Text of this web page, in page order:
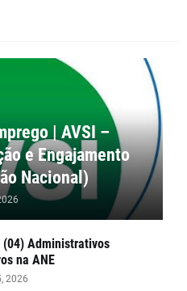
| AVSI –
e Engajamento
Nacional)
(04) Administrativos
na ANE
2026